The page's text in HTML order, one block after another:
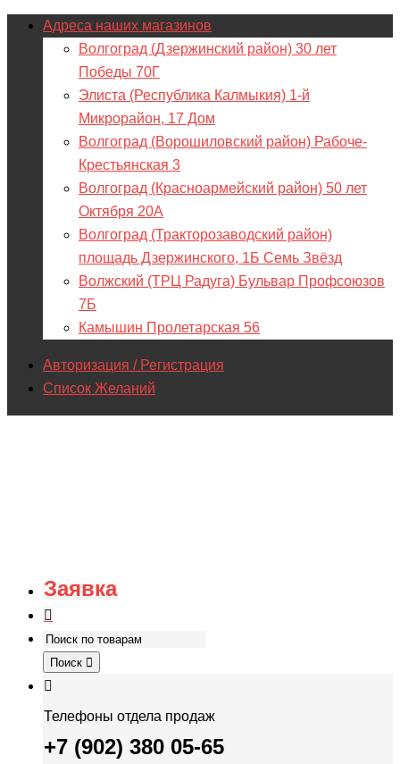
Адреса наших магазинов
Волгоград (Дзержинский район) 30 лет
Победы 70Г
Элиста (Республика Калмыкия) 1-й
Микрорайон, 17 Дом
Волгоград (Ворошиловский район) Рабоче-
Крестьянская 3
Волгоград (Красноармейский район) 50 лет
Октября 20А
Волгоград (Тракторозаводский район)
площадь Дзержинского, 1Б Семь Звёзд
Волжский (ТРЦ Радуга) Бульвар Профсоюзов
7Б
Камышин Пролетарская 56
Авторизация / Регистрация
Список Желаний
Заявка
Поиск
Телефоны отдела продаж
+7 (902) 380 05-65